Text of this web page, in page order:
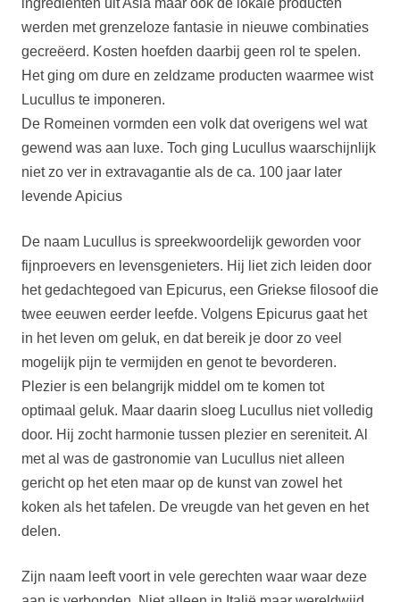
ingrediënten uit Asia maar ook de lokale producten
werden met grenzeloze fantasie in nieuwe combinaties
gecreëerd. Kosten hoefden daarbij geen rol te spelen.
Het ging om dure en zeldzame producten waarmee wist
Lucullus te imponeren.
De Romeinen vormden een volk dat overigens wel wat
gewend was aan luxe. Toch ging Lucullus waarschijnlijk
niet zo ver in extravagantie als de ca. 100 jaar later
levende Apicius
De naam Lucullus is spreekwoordelijk geworden voor
fijnproevers en levensgenieters. Hij liet zich leiden door
het gedachtegoed van Epicurus, een Griekse filosoof die
twee eeuwen eerder leefde. Volgens Epicurus gaat het
in het leven om geluk, en dat bereik je door zo veel
mogelijk pijn te vermijden en genot te bevorderen.
Plezier is een belangrijk middel om te komen tot
optimaal geluk. Maar daarin sloeg Lucullus niet volledig
door. Hij zocht harmonie tussen plezier en sereniteit. Al
met al was de gastronomie van Lucullus niet alleen
gericht op het eten maar op de kunst van zowel het
koken als het tafelen. De vreugde van het geven en het
delen.
Zijn naam leeft voort in vele gerechten waar waar deze